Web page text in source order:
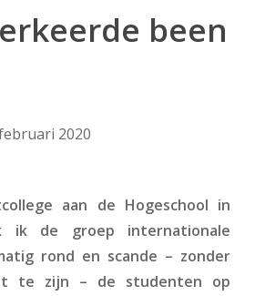
been
2020
aan de Hogeschool in
ik de groep internationale
rond en scande – zonder
te zijn – de studenten op